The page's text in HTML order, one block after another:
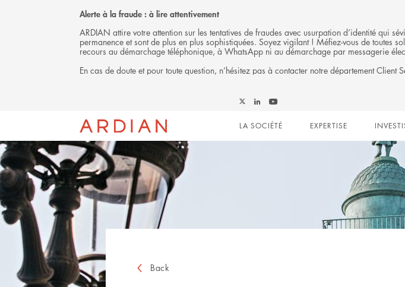
Alerte à la fraude : à lire attentivement
ARDIAN attire votre attention sur les tentatives de fraudes avec usurpation d’identité qui
permanence et sont de plus en plus sophistiquées. Soyez vigilant ! Méfiez-vous de toutes
recours au démarchage téléphonique, à WhatsApp ni au démarchage par messagerie
En cas de doute et pour toute question, n’hésitez pas à contacter notre département Client
on
on
Ardian
on
Main
LA SOCIÉTÉ EXPERTISE
Back